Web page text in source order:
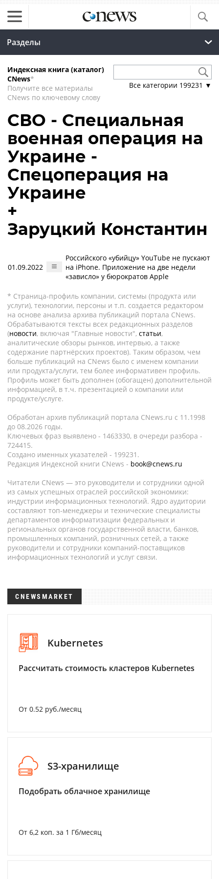
Разделы
Индексная книга (каталог)
CNews*
Получите все материалы
CNews по ключевому слову
Все категории 199231 ▼
СВО - Специальная
военная операция на
Украине -
Спецоперация на
Украине
+
Заруцкий Константин
01.09.2022
Российского «убийцу» YouTube не пускают
на iPhone. Приложение на две недели
«зависло» у бюрократов Apple
* Страница-профиль компании, системы (продукта или
услуги), технологии, персоны и т.п. создается редактором
на основе анализа архива публикаций портала CNews.
Обрабатываются тексты всех редакционных разделов
(новости, включая "Главные новости", статьи,
аналитические обзоры рынков, интервью, а также
содержание партнёрских проектов). Таким образом, чем
больше публикаций на CNews было с именем компании
или продукта/услуги, тем более информативен профиль.
Профиль может быть дополнен (обогащен) дополнительной
информацией, в т.ч. презентацией о компании или
продукте/услуге.
Обработан архив публикаций портала CNews.ru c 11.1998
до 08.2026 годы.
Ключевых фраз выявлено - 1463330, в очереди разбора -
724415.
Создано именных указателей - 199231.
Редакция Индексной книги CNews - book@cnews.ru
Читатели CNews — это руководители и сотрудники одной
из самых успешных отраслей российской экономики:
индустрии информационных технологий. Ядро аудитории
составляют топ-менеджеры и технические специалисты
департаментов информатизации федеральных и
региональных органов государственной власти, банков,
промышленных компаний, розничных сетей, а также
руководители и сотрудники компаний-поставщиков
информационных технологий и услуг связи.
CNEWSMARKET
Kubernetes
Рассчитать стоимость кластеров Kubernetes
От 0.52 руб./месяц
S3-хранилище
Подобрать облачное хранилище
От 6,2 коп. за 1 Гб/месяц